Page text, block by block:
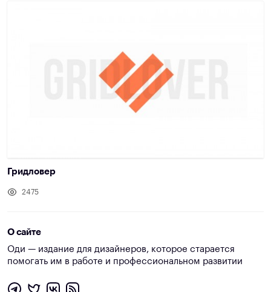
Гридловер
2475
О сайте
Оди — издание для дизайнеров, которое старается
помогать им в работе и профессиональном развитии